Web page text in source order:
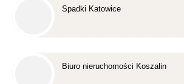
Spadki Katowice
Biuro nieruchomości Koszalin